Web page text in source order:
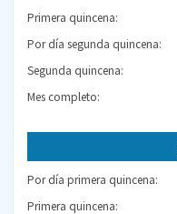
Primera quincena:
Por día segunda quincena:
Segunda quincena:
Mes completo:
Por día primera quincena:
Primera quincena: